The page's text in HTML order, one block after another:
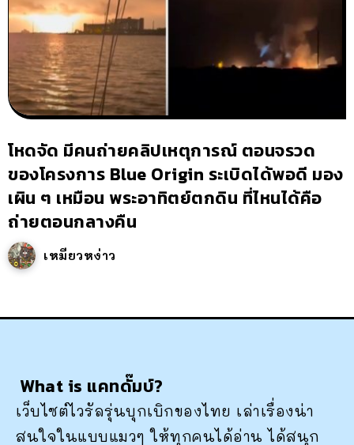
โหดจัด มีคนถ่ายคลิปเหตุการณ์ ตอนจรวด
ของโครงการ Blue Origin ระเบิดได้พอดี มอง
เผิน ๆ เหมือน พระอาทิตย์ตกดิน ที่ไหนได้คือ
ถ่ายตอนกลางคืน
เหมียวหง่าว
What is แคทดั๊มบ์?
เว็บไซต์ไวรัลรุ่นบุกเบิกของไทย เล่าเรื่องน่า
สนใจในแบบแมวๆ ให้ทุกคนได้อ่าน ได้สนุก